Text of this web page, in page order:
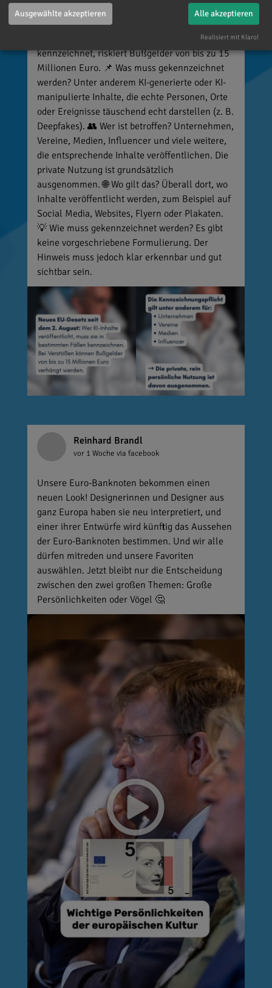
Wichtig zu wissen: Wer
kennzeichnungspflichtige KI-Inhalte
veröffentlicht und diese nicht entsprechend
kennzeichnet, riskiert Bußgelder von bis zu 15
Millionen Euro. 📌 Was muss gekennzeichnet
werden? Unter anderem KI-generierte oder KI-
manipulierte Inhalte, die echte Personen, Orte
oder Ereignisse täuschend echt darstellen (z. B.
Deepfakes). 👥 Wer ist betroffen? Unternehmen,
Vereine, Medien, Influencer und viele weitere,
die entsprechende Inhalte veröffentlichen. Die
private Nutzung ist grundsätzlich
ausgenommen. 🌐 Wo gilt das? Überall dort, wo
Inhalte veröffentlicht werden, zum Beispiel auf
Social Media, Websites, Flyern oder Plakaten.
💡 Wie muss gekennzeichnet werden? Es gibt
keine vorgeschriebene Formulierung. Der
Hinweis muss jedoch klar erkennbar und gut
sichtbar sein.
Reinhard Brandl
vor 1 Woche via facebook
Unsere Euro-Banknoten bekommen einen
neuen Look! Designerinnen und Designer aus
ganz Europa haben sie neu interpretiert, und
einer ihrer Entwürfe wird künftig das Aussehen
der Euro-Banknoten bestimmen. Und wir alle
dürfen mitreden und unsere Favoriten
auswählen. Jetzt bleibt nur die Entscheidung
zwischen den zwei großen Themen: Große
Persönlichkeiten oder Vögel 🤔
Ausgewählte akzeptieren Alle akzeptieren
Realisiert mit Klaro!